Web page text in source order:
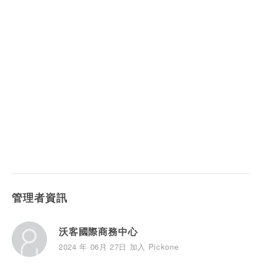
管理者資訊
沃客國際商務中心
2024 年 06月 27日 加入 Pickone